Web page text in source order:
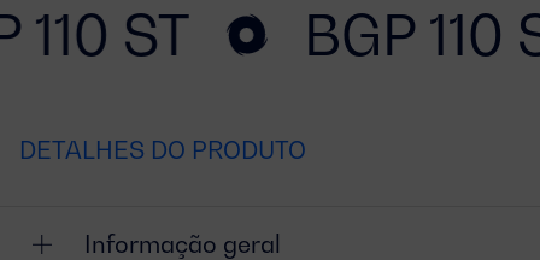
110 ST BGP 110
DETALHES DO PRODUTO
Informação geral